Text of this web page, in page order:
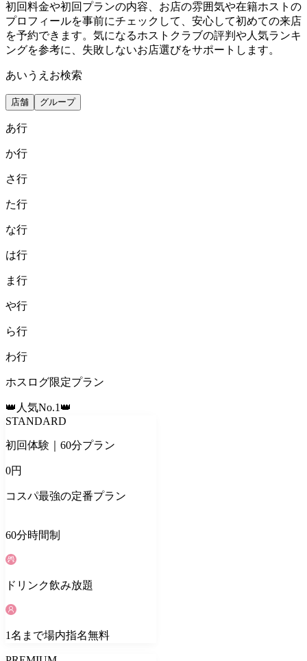
初回料金や初回プランの内容、お店の雰囲気や在籍ホストの
プロフィールを事前にチェックして、安心して初めての来店
を予約できます。気になるホストクラブの評判や人気ランキ
ングを参考に、失敗しないお店選びをサポートします。
あいうえお検索
店舗 グループ
あ行
か行
さ行
た行
な行
は行
ま 行
や行
ら行
わ行
ホスログ限定プラン
👑人気No.1👑
STANDARD
初回体験｜60分プラン
0円
コスパ最強の定番プラン
60分時間制
ドリンク飲み放題
1名 まで場内指名無料